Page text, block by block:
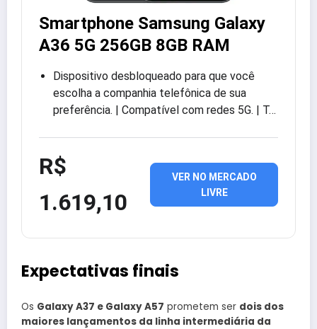
Smartphone Samsung Galaxy
A36 5G 256GB 8GB RAM
Dispositivo desbloqueado para que você
escolha a companhia telefônica de sua
preferência. | Compatível com redes 5G. | T…
R$
1.619,10
VER NO MERCADO
LIVRE
Expectativas finais
Os Galaxy A37 e Galaxy A57 prometem ser dois dos
maiores lançamentos da linha intermediária da